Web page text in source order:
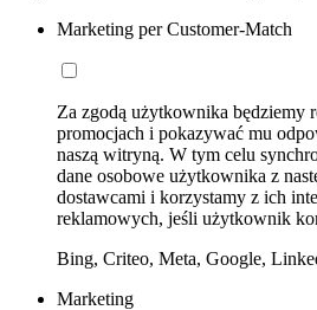
Marketing per Customer-Match
Za zgodą użytkownika będziemy
promocjach i pokazywać mu
naszą witryną. W tym celu
dane osobowe użytkownika z
dostawcami i korzystamy z ich
reklamowych, jeśli użytkownik
Bing, Criteo, Meta, Google,
Marketing